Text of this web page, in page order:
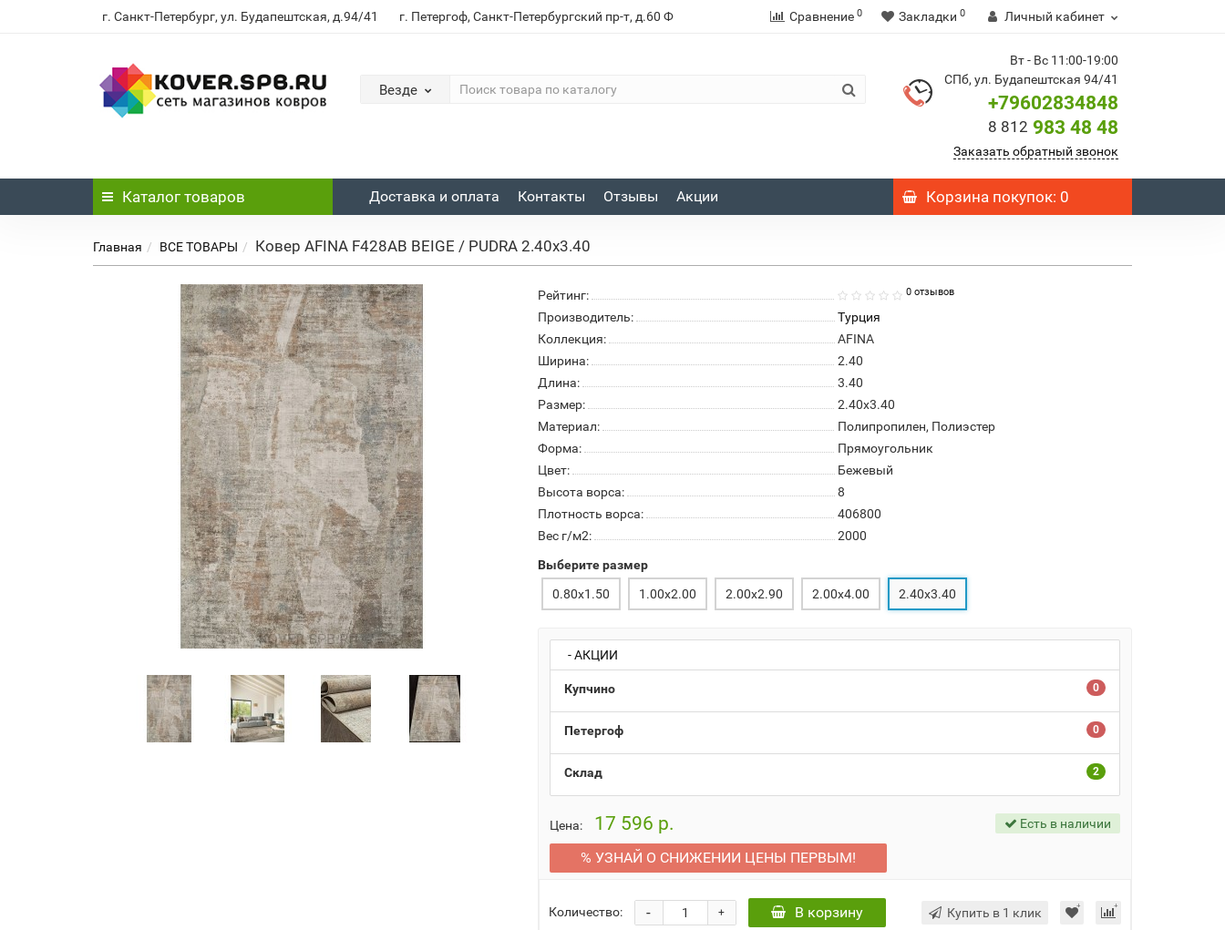
г. Санкт-Петербург, ул. Будапештская, д.94/41 г. Петергоф, Санкт-Петербургский пр-т, д.60 Ф Сравнение 0 Закладки 0 Личный кабинет
Везде
Вт - Вс 11:00-19:00
СПб, ул. Будапештская 94/41
+79602834848
8 812 983 48 48
Заказать обратный звонок
Каталог товаров Доставка и оплата Контакты Отзывы Акции Корзинапокупок: 0
Главная ВСЕ ТОВАРЫ Ковер AFINA F428AB BEIGE / PUDRA 2.40x3.40
Рейтинг: 0 отзывов
Производитель:
Турция
Коллекция:
AFINA
Ширина:
2.40
Длина:
3.40
Размер:
2.40x3.40
Материал:
Полипропилен, Полиэстер
Форма:
Прямоугольник
Цвет:
Бежевый
Высота ворса:
8
Плотность ворса:
406800
Вес г/м2:
2000
Выберите размер
0.80x1.50
1.00x2.00 2.00x2.90 2.00x4.00 2.40x3.40
- АКЦИИ
Купчино 0
Петергоф 0
Склад 2
Цена: 17 596 р.
% УЗНАЙ О СНИЖЕНИИ ЦЕНЫ ПЕРВЫМ!
Есть в наличии
Количество: +
- В корзину Купить в 1 клик